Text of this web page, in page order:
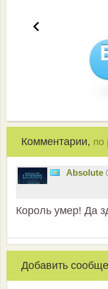
Комментарии, по
Absolute
Король умер! Да
Добавить